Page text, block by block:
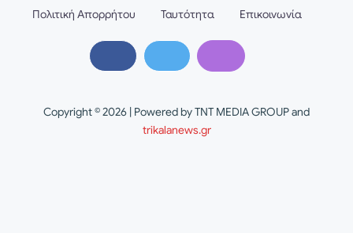
Copyright © 2026 | Powered by TNT MEDIA GROUP and
trikalanews.gr
Πολιτική Απορρήτου Ταυτότητα Επικοινωνία